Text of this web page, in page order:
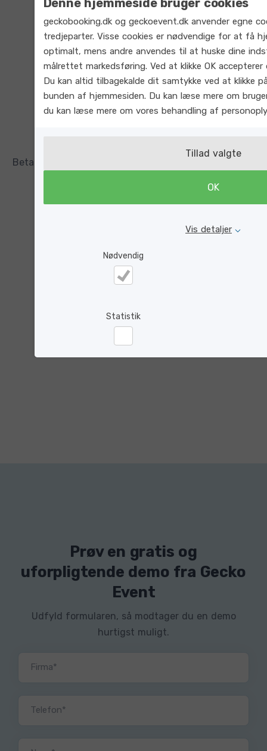
Denne hjemmeside bruger cookies
geckobooking.dk og geckoevent.dk anvender egne
tredjeparter. Visse cookies er nødvendige for at få
optimalt, mens andre anvendes til at huske dine
målrettet markedsføring. Ved at klikke OK accepterer
Du kan altid tilbagekalde dit samtykke ved at klikke
bunden af hjemmesiden. Du kan læse mere om
du kan læse mere om vores behandling af
Tillad valgte
OK
Vis detaljer
Nødvendig
Statistik
Systemet kan skræddersys til dine behov.
Betal kun for de funktioner du har behov for og med
Opfylder GDPR 100%. Årlig ISAE 3000
Prøv en gratis og
uforpligtende demo fra Gecko
Event
Udfyld formularen, så modtager du en demo
hurtigst muligt.
Firma*
Telefon*